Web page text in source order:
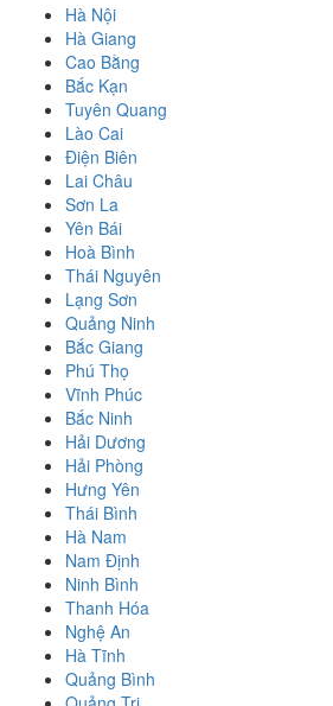
Hà Nội
Hà Giang
Cao Bằng
Bắc Kạn
Tuyên Quang
Lào Cai
Điện Biên
Lai Châu
Sơn La
Yên Bái
Hoà Bình
Thái Nguyên
Lạng Sơn
Quảng Ninh
Bắc Giang
Phú Thọ
Vĩnh Phúc
Bắc Ninh
Hải Dương
Hải Phòng
Hưng Yên
Thái Bình
Hà Nam
Nam Định
Ninh Bình
Thanh Hóa
Nghệ An
Hà Tĩnh
Quảng Bình